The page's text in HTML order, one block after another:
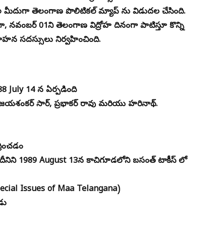
మీదుగా తెలంగాణ పొలిటికల్ మ్యాప్ ను విడుదల చేసింది.
నవంబర్ 01ని తెలంగాణ విద్రోహ దినంగా పాటిస్తూ కొన్ని
సదస్సులు నిర్వహించింది.
July 14 న ఏర్పడింది
జయశంకర్ సార్, ప్రభాకర్ రావు మరియు హరినాథ్.
దీనిని 1989 August 13న కాచిగూడలోని బసంత్ టాకీస్ లో
Issues of Maa Telangana)